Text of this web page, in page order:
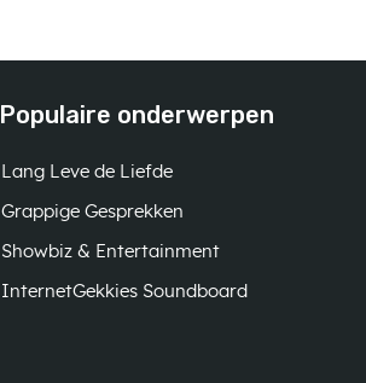
Populaire onderwerpen
Lang Leve de Liefde
Grappige Gesprekken
Showbiz & Entertainment
InternetGekkies Soundboard